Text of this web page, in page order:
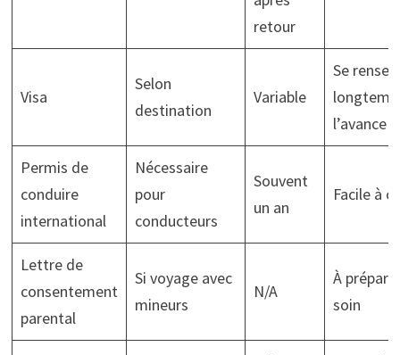
retour
Visa
Selon
destination
Variable
Se
l’avance
Permis de
conduire
international
Nécessaire
pour
conducteurs
Souvent
un an
Facile à
Lettre de
consentement
parental
Si voyage avec
mineurs
N/A
À
soin